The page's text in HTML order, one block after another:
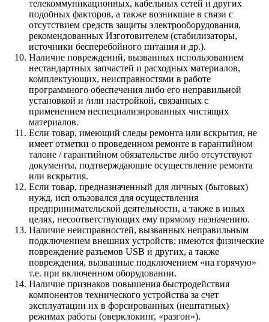
телекоммуникационных, кабельных сетей и других
подобных факторов, а также возникшие в связи с
отсутствием средств защиты электрооборудования,
рекомендованных Изготовителем (стабилизаторы,
источники бесперебойного питания и др.).
Наличие повреждений, вызванных использованием
нестандартных запчастей и расходных материалов,
комплектующих, неисправностями в работе
программного обеспечения либо его неправильной
установкой и /или настройкой, связанных с
применением неспециализированных чистящих
материалов.
Если товар, имеющий следы ремонта или вскрытия, не
имеет отметки о проведенном ремонте в гарантийном
талоне / гарантийном обязательстве либо отсутствуют
документы, подтверждающие осуществление ремонта
или вскрытия.
Если товар, предназначенный для личных (бытовых)
нужд, исп ользовался для осуществления
предпринимательской деятельности, а также в иных
целях, несоответствующих ему прямому назначению.
Наличие неисправностей, вызванных неправильным
подключением внешних устройств: имеются физические
повреждение разъемов USB и других, а также
повреждения, вызванные подключением «на горячую»
т.е. при включенном оборудовании.
Наличие признаков повышения быстродействия
компонентов технического устройства за счет
эксплуатации их в форсированных (нештатных)
режимах работы (оверклокинг, «разгон»).